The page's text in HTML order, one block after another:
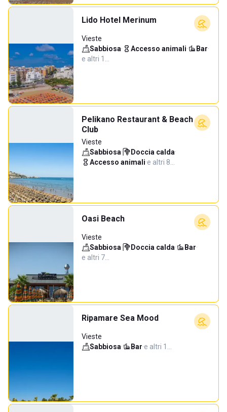
Lido Hotel Merinum
Vieste
Sabbiosa· Accesso animali· Bar·
e altri 1…
Pelikano Restaurant & Beach
Club
Vieste
Sabbiosa· Doccia calda·
Accesso animali·e altri 8…
Oasi Beach
Vieste
Sabbiosa· Doccia calda· Bar·
e altri 7…
Ripamare Sea Mood
Vieste
Sabbiosa· Bar·e altri 1…